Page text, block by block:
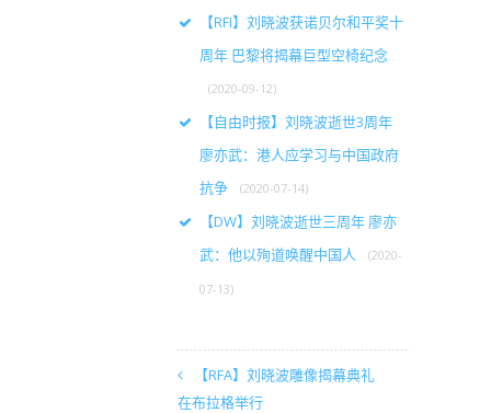
【RFI】刘晓波获诺贝尔和平奖十
周年 巴黎将揭幕巨型空椅纪念
(2020-09-12)
【自由时报】刘晓波逝世3周年
廖亦武：港人应学习与中国政府
抗争
(2020-07-14)
【DW】刘晓波逝世三周年 廖亦
武：他以殉道唤醒中国人
(2020-
07-13)
【RFA】刘晓波雕像揭幕典礼
在布拉格举行